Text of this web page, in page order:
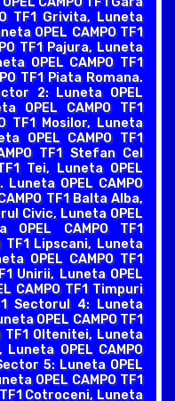
TF1 Grivita, Luneta
OPEL CAMPO TF1
TF1 Pajura, Luneta
OPEL CAMPO TF1
TF1 Piata Romana.
2: Luneta OPEL
OPEL CAMPO TF1
TF1 Mosilor, Luneta
OPEL CAMPO TF1
TF1 Stefan Cel
Tei, Luneta OPEL
OPEL CAMPO
TF1 Balta Alba,
Civic, Luneta OPEL
OPEL CAMPO TF1
TF1 Lipscani, Luneta
OPEL CAMPO TF1
Unirii, Luneta OPEL
CAMPO TF1 Timpuri
Sectorul 4: Luneta
OPEL CAMPO TF1
TF1 Oltenitei, Luneta
Luneta OPEL CAMPO
5: Luneta OPEL
OPEL CAMPO TF1
TF1 Cotroceni, Luneta